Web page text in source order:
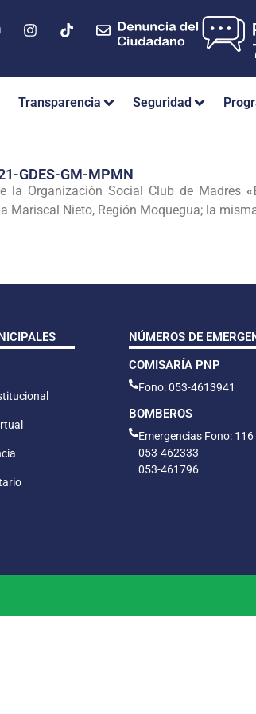
Transparencia Seguridad
GDES-GM-MPMN
la Organización Social Club de Madres
Mariscal Nieto, Región Moquegua; la
NÚMEROS DE
COMISARÍA PNP
Fono: 053-4613941
BOMBEROS
Emergencias Fono: 116
053-462333
053-461796